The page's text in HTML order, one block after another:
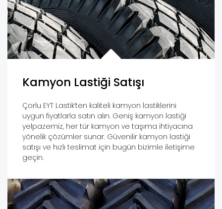
Kamyon Lastiği Satışı
Çorlu EYT Lastik’ten kaliteli kamyon lastiklerini
uygun fiyatlarla satın alın. Geniş kamyon lastiği
yelpazemiz, her tür kamyon ve taşıma ihtiyacına
yönelik çözümler sunar. Güvenilir kamyon lastiği
satışı ve hızlı teslimat için bugün bizimle iletişime
geçin.